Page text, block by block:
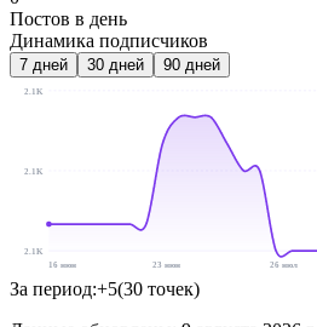
Постов в день
Динамика подписчиков
7 дней 30 дней 90 дней
2.1K
2.1K
2.1K
16 июн
23 июн 26 июл
За период:+5(30 точек)